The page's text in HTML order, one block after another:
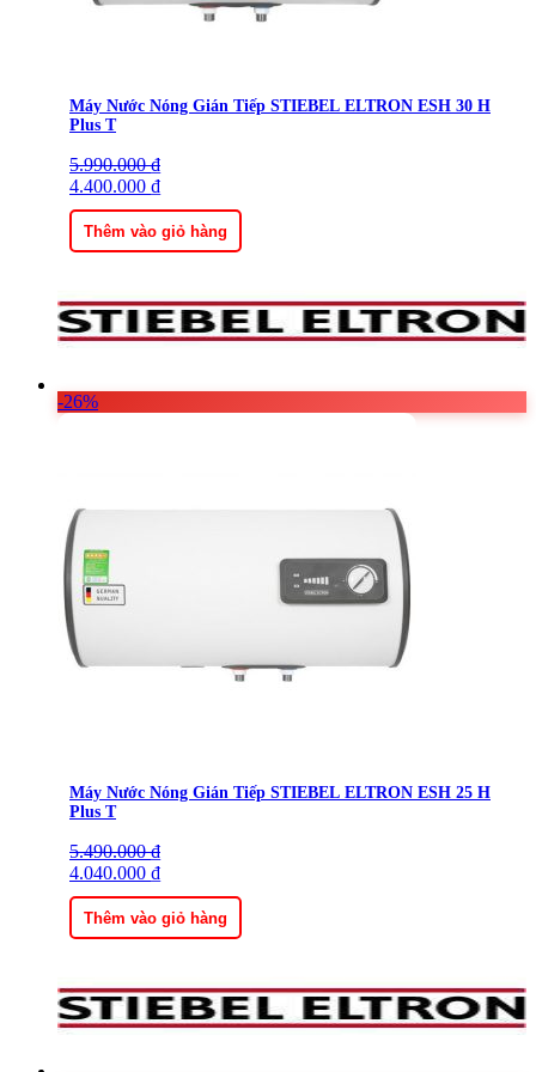
Máy Nước Nóng Gián Tiếp STIEBEL ELTRON ESH 30 H
Plus T
5.990.000₫
Giá
gốc
là:
5.990.000 ₫.
4.400.000 ₫
Giá
hiện
tại
là:
4.400.000 ₫.
Thêm vào giỏ hàng
-26%
Máy Nước Nóng Gián Tiếp STIEBEL ELTRON ESH 25 H
Plus T
5.490.000₫
Giá
gốc
là:
5.490.000 ₫.
4.040.000 ₫
Giá
hiện
tại
là:
4.040.000 ₫.
Thêm vào giỏ hàng